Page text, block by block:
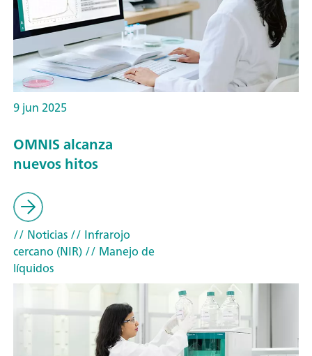
9 jun 2025
OMNIS alcanza
nuevos hitos
// Noticias// Infrarojo
cercano (NIR)// Manejo de
líquidos